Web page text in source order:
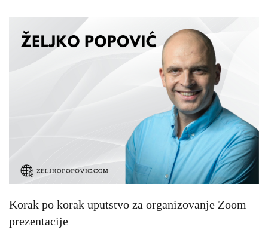
Korak po korak uputstvo za organizovanje Zoom
prezentacije